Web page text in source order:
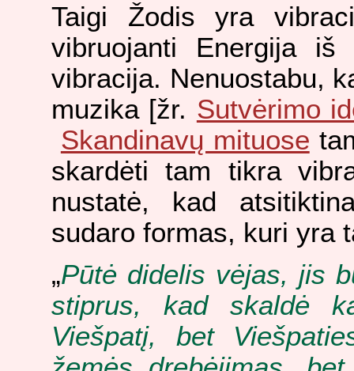
Taigi Žodis yra
vibruojanti Energija
vibracija. Nenuostabu,
muzika [žr. Sutvėrimo
Skandinavų mituose
skardėti tam tikra
nustatė, kad
sudaro formas, kuri yra
„Pūtė didelis vėjas, jis
stiprus, kad skaldė
Viešpatį, bet